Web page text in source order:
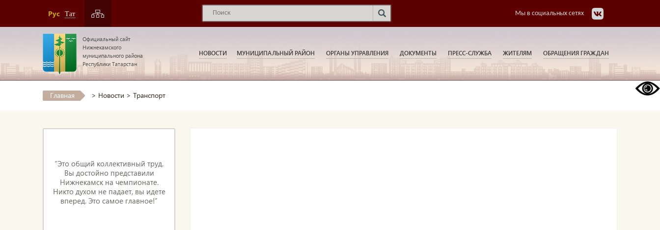
Рус Тат Мы в социальных сетях
Официальный сайт
Нижнекамского
муниципального района
Республики Татарстан
НОВОСТИ МУНИЦИПАЛЬНЫЙ РАЙОН ОРГАНЫ УПРАВЛЕНИЯ ДОКУМЕНТЫ ПРЕСС-СЛУЖБА ЖИТЕЛЯМ ОБРАЩЕНИЯ ГРАЖДАН
Главная > Новости > Транспорт
“Это общий коллективный труд.
Вы достойно представили
Нижнекамск на чемпионате.
Никто духом не падает, вы идете
вперед. Это самое главное!”